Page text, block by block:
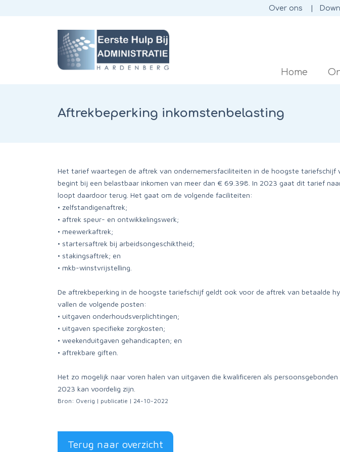
Over ons
Home
Aftrekbeperking inkomstenbelasting
Het tarief waartegen de aftrek van ondernemersfaciliteiten in de hoogste
begint bij een belastbaar inkomen van meer dan € 69.398. In 2023 gaat dit tarief
loopt daardoor terug. Het gaat om de volgende faciliteiten:
• zelfstandigenaftrek;
• aftrek speur- en ontwikkelingswerk;
• meewerkaftrek;
• startersaftrek bij arbeidsongeschiktheid;
• stakingsaftrek; en
• mkb-winstvrijstelling.
De aftrekbeperking in de hoogste tariefschijf geldt ook voor de aftrek van betaalde
vallen de volgende posten:
• uitgaven onderhoudsverplichtingen;
• uitgaven specifieke zorgkosten;
• weekenduitgaven gehandicapten; en
• aftrekbare giften.
Het zo mogelijk naar voren halen van uitgaven die kwalificeren als
2023 kan voordelig zijn.
Bron: Overig | publicatie | 24-10-2022
Terug naar overzicht